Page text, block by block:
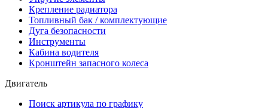
Крепление радиатора
Топливный бак / комплектующие
Дуга безопасности
Инструменты
Кабина водителя
Кронштейн запасного колеса
Двигатель
Поиск артикула по графику